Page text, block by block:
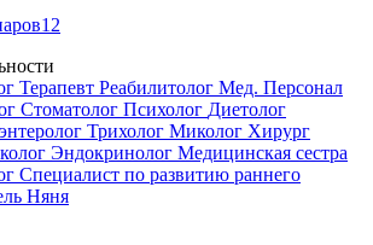
12
Терапевт Реабилитолог Мед. Персонал
Стоматолог Психолог Диетолог
Трихолог Миколог Хирург
Эндокринолог Медицинская сестра
Специалист по развитию раннего
Няня